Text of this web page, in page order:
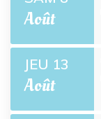
Août
JEU 13
Août